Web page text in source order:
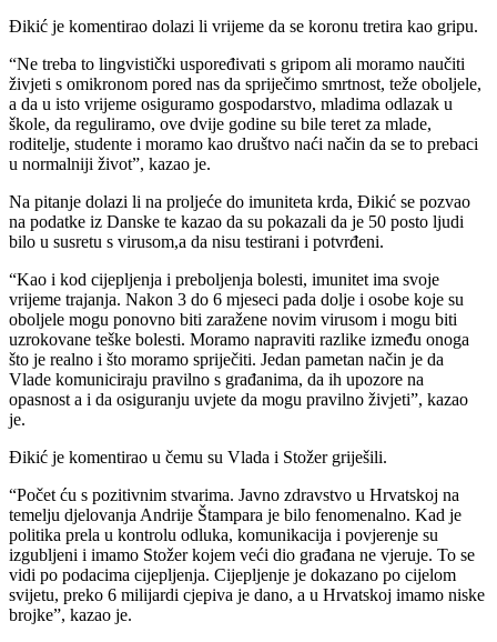
Đikić je komentirao dolazi li vrijeme da se koronu tretira kao gripu.
“Ne treba to lingvistički uspoređivati s gripom ali moramo naučiti
živjeti s omikronom pored nas da spriječimo smrtnost, teže oboljele,
a da u isto vrijeme osiguramo gospodarstvo, mladima odlazak u
škole, da reguliramo, ove dvije godine su bile teret za mlade,
roditelje, studente i moramo kao društvo naći način da se to prebaci
u normalniji život”, kazao je.
Na pitanje dolazi li na proljeće do imuniteta krda, Đikić se pozvao
na podatke iz Danske te kazao da su pokazali da je 50 posto ljudi
bilo u susretu s virusom,a da nisu testirani i potvrđeni.
“Kao i kod cijepljenja i preboljenja bolesti, imunitet ima svoje
vrijeme trajanja. Nakon 3 do 6 mjeseci pada dolje i osobe koje su
oboljele mogu ponovno biti zaražene novim virusom i mogu biti
uzrokovane teške bolesti. Moramo napraviti razlike između onoga
što je realno i što moramo spriječiti. Jedan pametan način je da
Vlade komuniciraju pravilno s građanima, da ih upozore na
opasnost a i da osiguranju uvjete da mogu pravilno živjeti”, kazao
je.
Đikić je komentirao u čemu su Vlada i Stožer griješili.
“Počet ću s pozitivnim stvarima. Javno zdravstvo u Hrvatskoj na
temelju djelovanja Andrije Štampara je bilo fenomenalno. Kad je
politika prela u kontrolu odluka, komunikacija i povjerenje su
izgubljeni i imamo Stožer kojem veći dio građana ne vjeruje. To se
vidi po podacima cijepljenja. Cijepljenje je dokazano po cijelom
svijetu, preko 6 milijardi cjepiva je dano, a u Hrvatskoj imamo niske
brojke”, kazao je.